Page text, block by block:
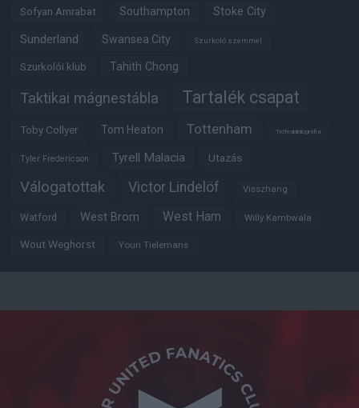
Sofyan Amrabat Southampton Stoke City
Sunderland Swansea City Szurkoló szemmel
Szurkolói klub Tahith Chong
Taktikai mágnestábla Tartalék csapat
Toby Collyer Tom Heaton Tottenham Trófeabibliográfia
Tyler Fredericson Tyrell Malacia Utazás
Válogatottak Victor Lindelöf Visszhang
Watford West Brom West Ham Willy Kambwala
Wout Weghorst Youri Tielemans